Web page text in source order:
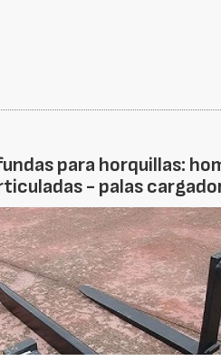
para horquillas:
- palas